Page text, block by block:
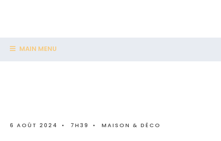
MAIN MENU
6 AOÛT 2024 • 7H39 • MAISON & DÉCO